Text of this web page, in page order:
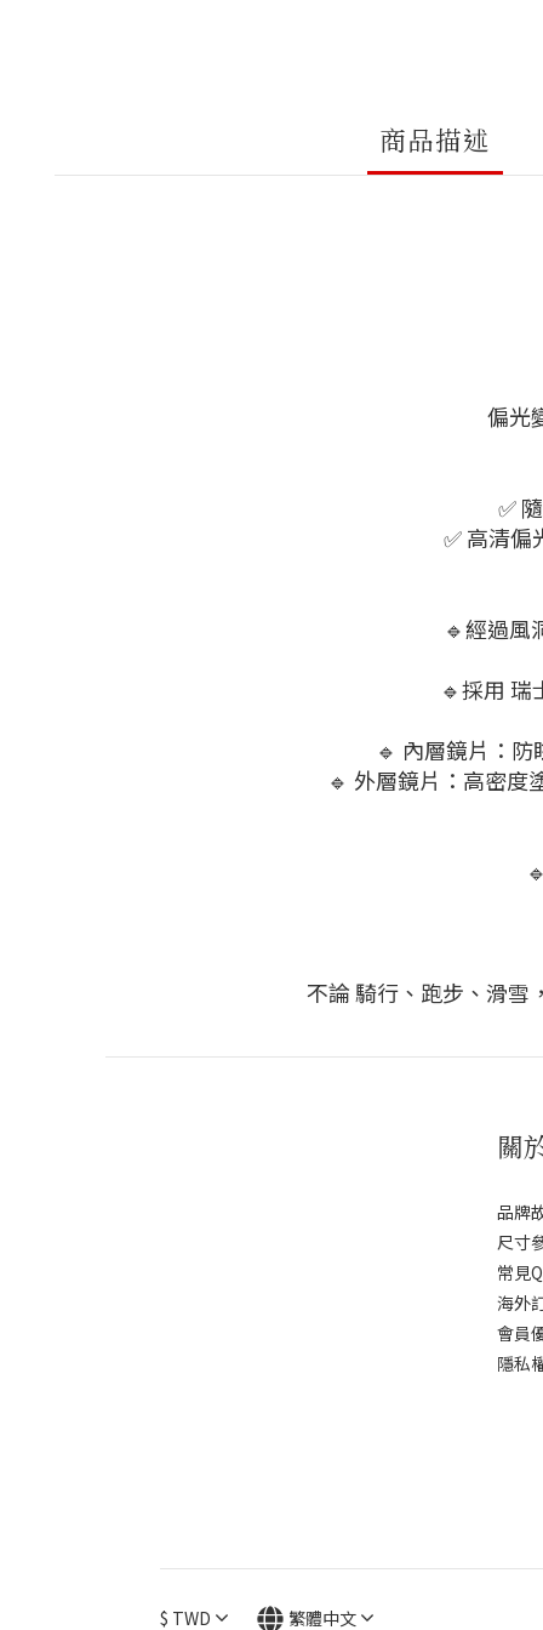
商品描述
偏光
✅
✅ 高清
🔹經過風
🔹採用
🔹 內層鏡片：
🔹 外層鏡片：高密度
不論 騎行、跑步、滑雪
關
品牌
尺寸
常見
海外
會員
隱私
$ TWD 繁體中文